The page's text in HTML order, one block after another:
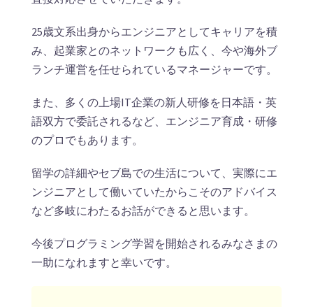
25歳文系出身からエンジニアとしてキャリアを積
み、起業家とのネットワークも広く、今や海外ブ
ランチ運営を任せられているマネージャーです。
また、多くの上場IT企業の新人研修を日本語・英
語双方で委託されるなど、エンジニア育成・研修
のプロでもあります。
留学の詳細やセブ島での生活について、実際にエ
ンジニアとして働いていたからこそのアドバイス
など多岐にわたるお話ができると思います。
今後プログラミング学習を開始されるみなさまの
一助になれますと幸いです。